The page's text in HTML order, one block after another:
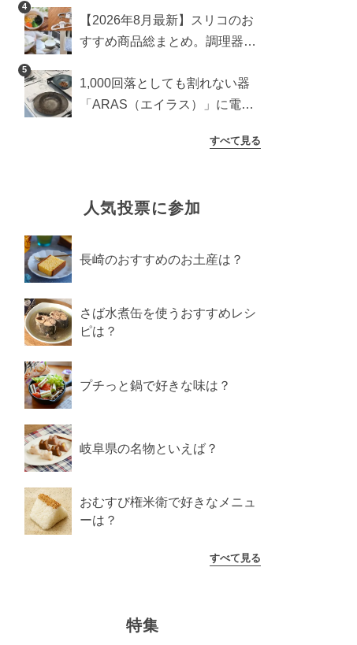
4
【2026年8月最新】スリコのお
すすめ商品総まとめ。調理器具
5
1,000回落としても割れない器
「ARAS（エイラス）」に電子
すべて見る
人気投票に参加
長崎のおすすめのお土産は？
さば水煮缶を使うおすすめレシ
ピは？
プチっと鍋で好きな味は？
岐阜県の名物といえば？
おむすび権米衛で好きなメニュ
ーは？
すべて見る
特集